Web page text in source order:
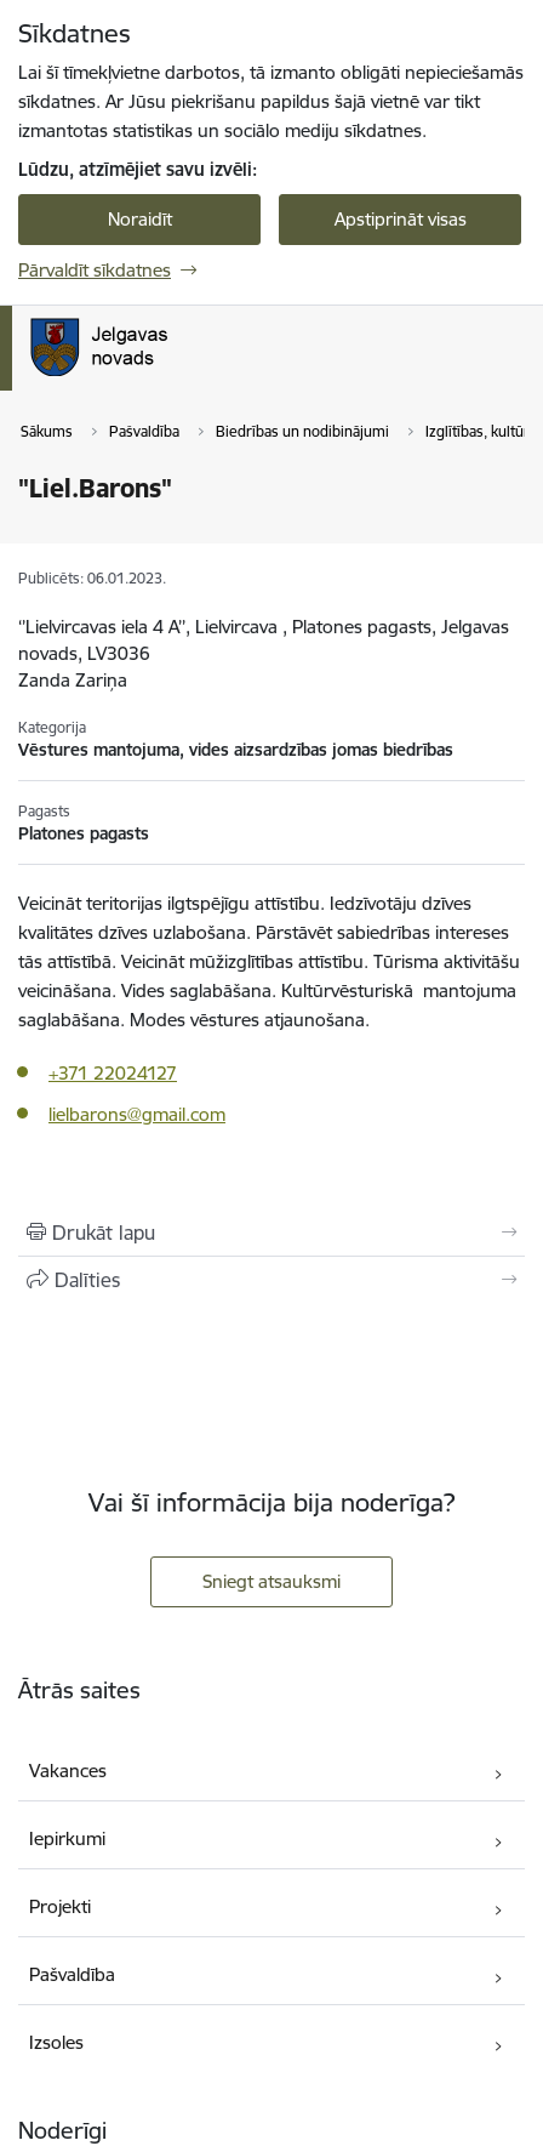
Sīkdatnes
Lai šī tīmekļvietne darbotos, tā izmanto obligāti nepieciešamās
sīkdatnes. Ar Jūsu piekrišanu papildus šajā vietnē var tikt
izmantotas statistikas un sociālo mediju sīkdatnes.
Lūdzu, atzīmējiet savu izvēli:
Noraidīt Apstiprināt visas
Pārvaldīt sīkdatnes
Sākums Pašvaldība Biedrības un nodibinājumi Izglītības,
"Liel.Barons"
Publicēts: 06.01.2023.
‘’Lielvircavas iela 4 A’’, Lielvircava , Platones pagasts, Jelgavas
novads, LV3036
Zanda Zariņa
Kategorija
Vēstures mantojuma, vides aizsardzības jomas biedrības
Pagasts
Platones pagasts
Veicināt teritorijas ilgtspējīgu attīstību. Iedzīvotāju dzīves
kvalitātes dzīves uzlabošana. Pārstāvēt sabiedrības intereses
tās attīstībā. Veicināt mūžizglītības attīstību. Tūrisma aktivitāšu
veicināšana. Vides saglabāšana. Kultūrvēsturiskā mantojuma
saglabāšana. Modes vēstures atjaunošana.
+371 22024127
lielbarons@gmail.com
Drukāt lapu
Dalīties
Vai šī informācija bija noderīga?
Sniegt atsauksmi
Ātrās saites
Vakances
Iepirkumi
Projekti
Pašvaldība
Izsoles
Noderīgi